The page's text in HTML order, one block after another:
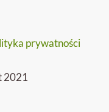
prywatności
2021